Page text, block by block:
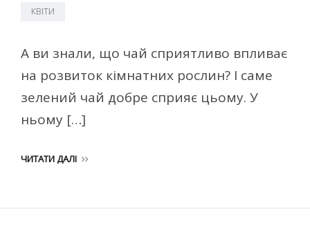
КВІТИ
А ви знали, що чай сприятливо впливає
на розвиток кімнатних рослин? І саме
зелений чай добре сприяє цьому. У
ньому […]
ЧИТАТИ ДАЛІ